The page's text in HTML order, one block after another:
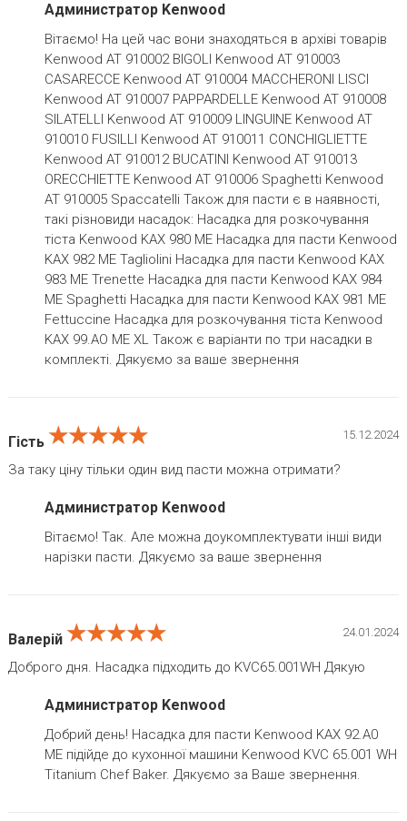
Администратор Kenwood
Вітаємо! На цей час вони знаходяться в архіві товарів
Kenwood AT 910002 BIGOLI Kenwood AT 910003
CASARECCE Kenwood AT 910004 MACCHERONI LISCI
Kenwood AT 910007 PAPPARDELLE Kenwood AT 910008
SILATELLI Kenwood AT 910009 LINGUINE Kenwood AT
910010 FUSILLI Kenwood AT 910011 CONCHIGLIETTE
Kenwood AT 910012 BUCATINI Kenwood AT 910013
ORECCHIETTE Kenwood AT 910006 Spaghetti Kenwood
AT 910005 Spaccatelli Також для пасти є в наявності,
такі різновиди насадок: Насадка для розкочування
тіста Kenwood KAX 980 ME Насадка для пасти Kenwood
KAX 982 ME Tagliolini Насадка для пасти Kenwood KAX
983 ME Trenette Насадка для пасти Kenwood KAX 984
ME Spaghetti Насадка для пасти Kenwood KAX 981 ME
Fettuccine Насадка для розкочування тіста Kenwood
KAX 99.AO ME XL Також є варіанти по три насадки в
комплекті. Дякуємо за ваше звернення
Гість ★★★★★
★★★★★
★★★★★ 15.12.2024
За таку ціну тільки один вид пасти можна отримати?
Администратор Kenwood
Вітаємо! Так. Але можна доукомплектувати інші види
нарізки пасти. Дякуємо за ваше звернення
Валерій ★★★★★
★★★★★
★★★★★ 24.01.2024
Доброго дня. Насадка підходить до KVC65.001WH Дякую
Администратор Kenwood
Добрий день! Насадка для пасти Kenwood KAX 92.A0
ME підійде до кухонної машини Kenwood KVC 65.001 WH
Titanium Chef Baker. Дякуємо за Ваше звернення.